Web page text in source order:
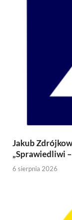
Jakub
„Sprawiedliwi
6 sierpnia 2026